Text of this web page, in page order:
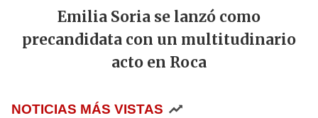
Emilia Soria se lanzó como
precandidata con un multitudinario
acto en Roca
NOTICIAS MÁS VISTAS